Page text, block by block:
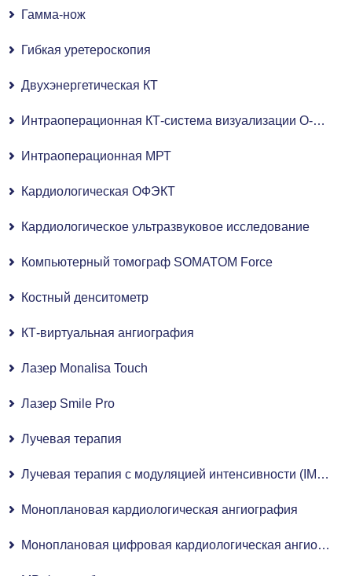
Гамма-нож
Гибкая уретероскопия
Двухэнергетическая КТ
Интраоперационная КТ-система визуализации O-ARM
Интраоперационная МРТ
Кардиологическая ОФЭКТ
Кардиологическое ультразвуковое исследование
Компьютерный томограф SOMATOM Force
Костный денситометр
КТ-виртуальная ангиография
Лазер Monalisa Touch
Лазер Smile Pro
Лучевая терапия
Лучевая терапия с модуляцией интенсивности (IMRT)
Моноплановая кардиологическая ангиография
Моноплановая цифровая кардиологическая ангиографическая система с плоскопанельным детектором